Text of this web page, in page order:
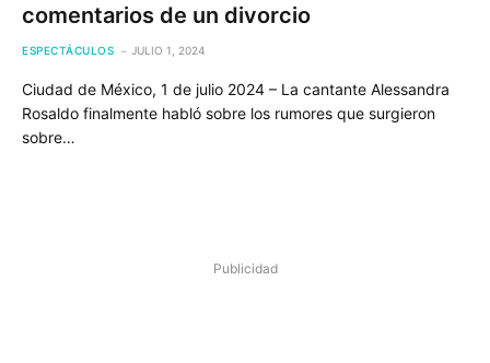
comentarios de un divorcio
ESPECTÁCULOS JULIO 1, 2024
Ciudad de México, 1 de julio 2024 – La cantante Alessandra
Rosaldo finalmente habló sobre los rumores que surgieron
sobre…
Publicidad